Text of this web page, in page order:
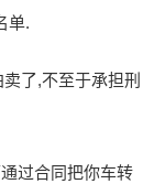
单.
了,不至于承担刑
过合同把你车转